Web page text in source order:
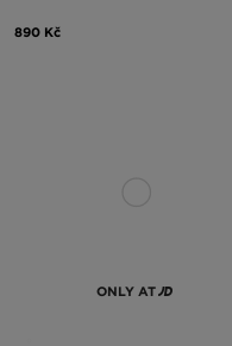
890 Kč
ONLY AT